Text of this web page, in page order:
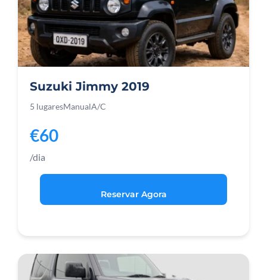
Suzuki Jimmy 2019
5 lugaresManualA/C
€60
/dia
Reservar Agora